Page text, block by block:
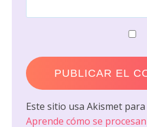
Este sitio usa Akismet
Aprende cómo se